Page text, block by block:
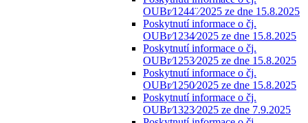
OUBr⁄1244¨⁄2025 ze dne 15.8.2025
Poskytnutí informace o čj.
OUBr⁄1234⁄2025 ze dne 15.8.2025
Poskytnutí informace o čj.
OUBr⁄1253⁄2025 ze dne 15.8.2025
Poskytnutí informace o čj.
OUBr⁄1250⁄2025 ze dne 15.8.2025
Poskytnutí informace o čj.
OUBr⁄1323⁄2025 ze dne 7.9.2025